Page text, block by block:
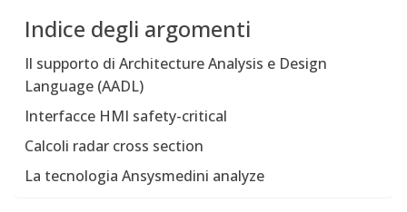
Indice degli argomenti
Il supporto di Architecture Analysis e Design
Language (AADL)
Interfacce HMI safety-critical
Calcoli radar cross section
La tecnologia Ansysmedini analyze